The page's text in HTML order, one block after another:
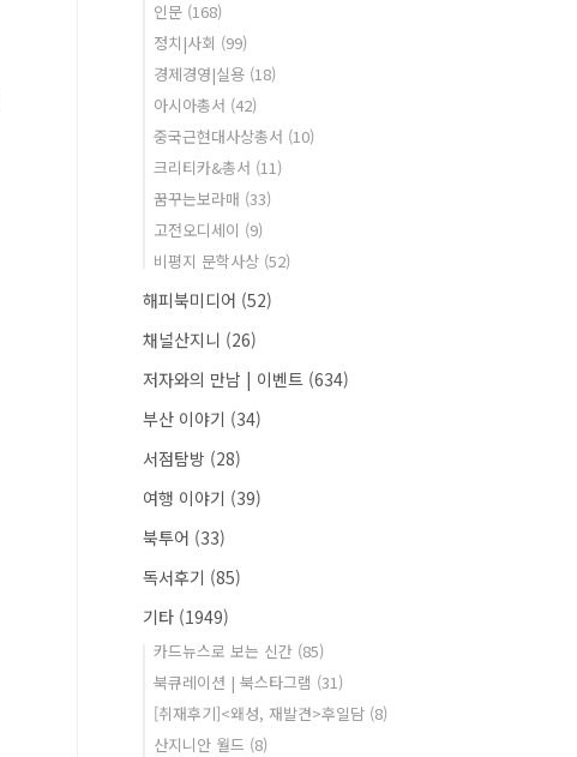
인문 (168)
정치|사회 (99)
경제경영|실용 (18)
아시아총서 (42)
중국근현대사상총서 (10)
크리티카&총서 (11)
꿈꾸는보라매 (33)
고전오디세이 (9)
비평지 문학사상 (52)
해피북미디어 (52)
채널산지니 (26)
저자와의 만남 | 이벤트 (634)
부산 이야기 (34)
서점탐방 (28)
여행 이야기 (39)
북투어 (33)
독서후기 (85)
기타 (1949)
카드뉴스로 보는 신간 (85)
북큐레이션 | 북스타그램 (31)
[취재후기]<왜성, 재발견>후일담 (8)
산지니안 월드 (8)